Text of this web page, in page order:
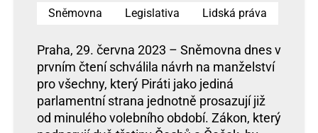
Sněmovna Legislativa Lidská práva
Praha, 29. června 2023 – Sněmovna dnes v
prvním čtení schválila návrh na manželství
pro všechny, který Piráti jako jediná
parlamentní strana jednotně prosazují již
od minulého volebního období. Zákon, který